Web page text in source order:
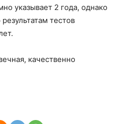
указывает 2 года, однако
тестов
качественно